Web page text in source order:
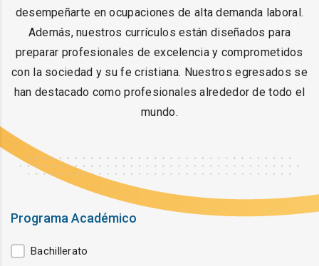
desempeñarte en ocupaciones de alta demanda laboral.
Además, nuestros currículos están diseñados para
preparar profesionales de excelencia y comprometidos
con la sociedad y su fe cristiana. Nuestros egresados se
han destacado como profesionales alrededor de todo el
mundo.
Programa Académico
Programa Académico
Bachillerato